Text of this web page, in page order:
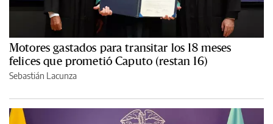
Motores gastados para transitar los 18 meses
felices que prometió Caputo (restan 16)
Sebastián Lacunza